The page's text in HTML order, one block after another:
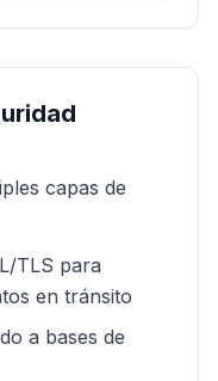
capas de
TLS para
en tránsito
a bases de